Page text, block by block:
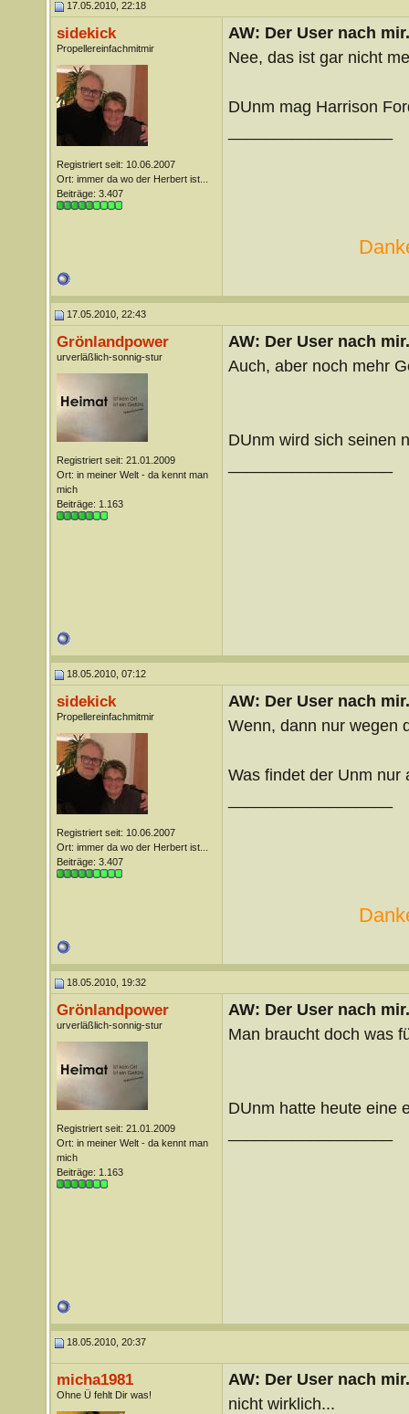
17.05.2010, 22:18
sidekick
Propellereinfachmitmir
Registriert seit: 10.06.2007
Ort: immer da wo der Herbert ist...
Beiträge: 3.407
AW: Der User nach
Nee, das ist gar nicht
DUnm mag Harrison
17.05.2010, 22:43
Grönlandpower
urverläßlich-sonnig-stur
Registriert seit: 21.01.2009
Ort: in meiner Welt - da kennt man
mich
Beiträge: 1.163
AW: Der User nach
Auch, aber noch mehr
DUnm wird sich seinen
18.05.2010, 07:12
sidekick
Propellereinfachmitmir
Registriert seit: 10.06.2007
Ort: immer da wo der Herbert ist...
Beiträge: 3.407
AW: Der User nach
Wenn, dann nur wegen
Was findet der Unm nur
18.05.2010, 19:32
Grönlandpower
urverläßlich-sonnig-stur
Registriert seit: 21.01.2009
Ort: in meiner Welt - da kennt man
mich
Beiträge: 1.163
AW: Der User nach
Man braucht doch was
DUnm hatte heute eine
18.05.2010, 20:37
micha1981
Ohne Ü fehlt Dir was!
AW: Der User nach
nicht wirklich...